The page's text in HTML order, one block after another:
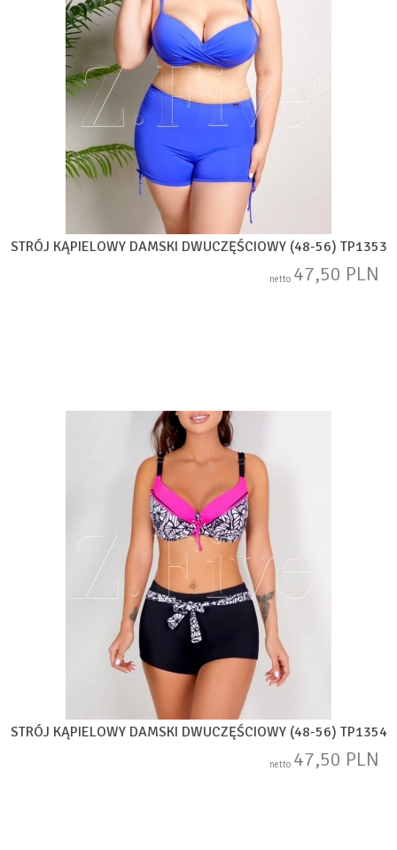
STRÓJ KĄPIELOWY DAMSKI DWUCZĘŚCIOWY (48-56) TP1353
netto 47,50 PLN
STRÓJ KĄPIELOWY DAMSKI DWUCZĘŚCIOWY (48-56) TP1354
netto 47,50 PLN